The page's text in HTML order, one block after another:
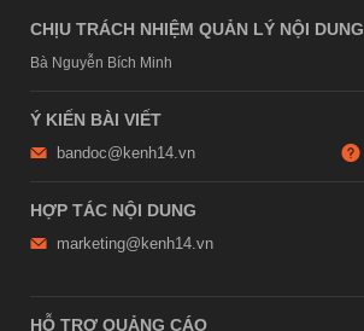
CHỊU TRÁCH NHIỆM QUẢN LÝ NỘI DUNG
Bà Nguyễn Bích Minh
Ý KIẾN BÀI VIẾT
bandoc@kenh14.vn
HỢP TÁC NỘI DUNG
marketing@kenh14.vn
HỖ TRỢ QUẢNG CÁO